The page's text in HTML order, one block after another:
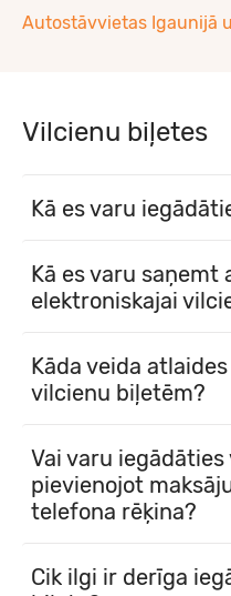
Autostāvvietas Igaunijā
Vilcienu biļetes
Kā es varu
Kā es varu saņemt
elektroniskajai
Kāda veida
vilcienu biļetēm?
Vai varu
pievienojot
telefona rēķina?
Cik ilgi ir derīga